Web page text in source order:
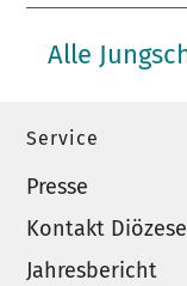
Alle
Service
Presse
Kontakt
Jahresbericht